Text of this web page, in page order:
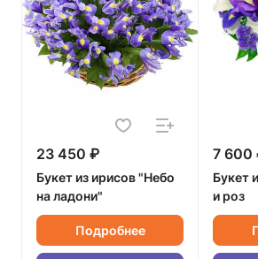
23 450 ₽
Букет из ирисов "Небо
на ладони"
Подробнее
7 600
Букет
и роз